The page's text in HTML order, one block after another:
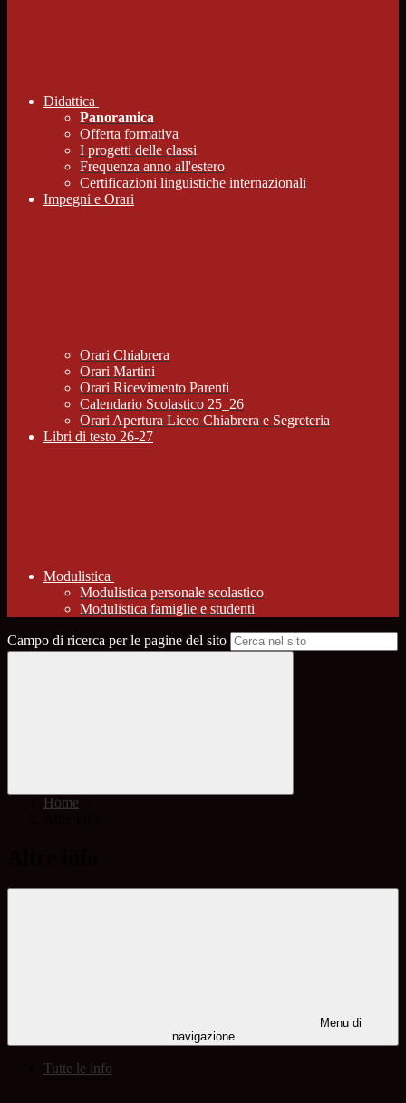
Didattica
Panoramica
Offerta formativa
I progetti delle classi
Frequenza anno all'estero
Certificazioni linguistiche internazionali
Impegni e Orari
Orari Chiabrera
Orari Martini
Orari Ricevimento Parenti
Calendario Scolastico 25_26
Orari Apertura Liceo Chiabrera e Segreteria
Libri di testo 26-27
Modulistica
Modulistica personale scolastico
Modulistica famiglie e studenti
Campo di ricerca per le pagine del sito
Home
Menu di
navigazione
Tutte le info